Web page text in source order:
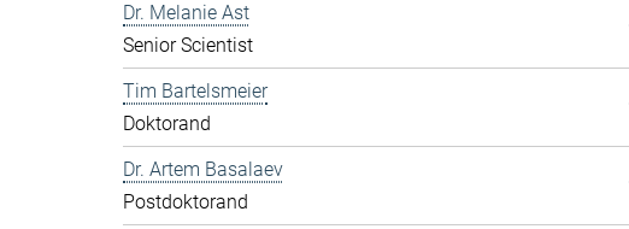
Dr. Melanie Ast
Senior Scientist
Tim Bartelsmeier
Doktorand
Dr. Artem Basalaev
Postdoktorand